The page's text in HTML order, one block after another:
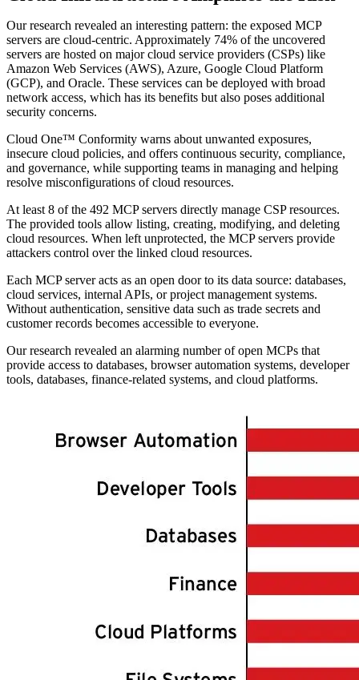
Our research revealed an interesting pattern: the exposed MCP
servers are cloud-centric. Approximately 74% of the uncovered
servers are hosted on major cloud service providers (CSPs) like
Amazon Web Services (AWS), Azure, Google Cloud Platform
(GCP), and Oracle. These services can be deployed with broad
network access, which has its benefits but also poses additional
security concerns.
Cloud One™ Conformity warns about unwanted exposures,
insecure cloud policies, and offers continuous security, compliance,
and governance, while supporting teams in managing and helping
resolve misconfigurations of cloud resources.
At least 8 of the 492 MCP servers directly manage CSP resources.
The provided tools allow listing, creating, modifying, and deleting
cloud resources. When left unprotected, the MCP servers provide
attackers control over the linked cloud resources.
Each MCP server acts as an open door to its data source: databases,
cloud services, internal APIs, or project management systems.
Without authentication, sensitive data such as trade secrets and
customer records becomes accessible to everyone.
Our research revealed an alarming number of open MCPs that
provide access to databases, browser automation systems, developer
tools, databases, finance-related systems, and cloud platforms.